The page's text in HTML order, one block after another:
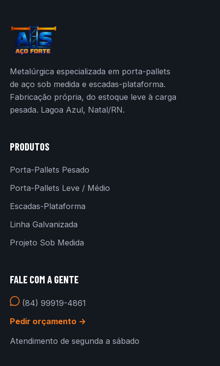
Metalúrgica especializada em porta-pallets
de aço sob medida e escadas-plataforma.
Fabricação própria, do estoque leve à carga
pesada. Lagoa Azul, Natal/RN.
PRODUTOS
Porta-Pallets Pesado
Porta-Pallets Leve / Médio
Escadas-Plataforma
Linha Galvanizada
Projeto Sob Medida
FALE COM A GENTE
(84) 99919-4861
Pedir orçamento →
Atendimento de segunda a sábado